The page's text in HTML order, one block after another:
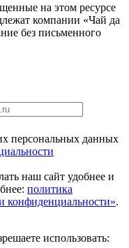
на этом ресурсе
компании «Чай да
без письменного
персональных данных
наш сайт удобнее и
политика
конфиденциальности».
использовать: